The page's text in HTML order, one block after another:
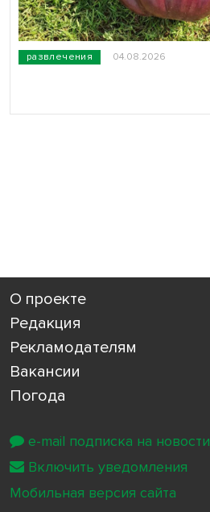
развлечения 04.08.2026
О проекте
Редакция
Рекламодателям
Вакансии
Погода
e-mail подписка на новости
Включить уведомления
Мобильная версия сайта